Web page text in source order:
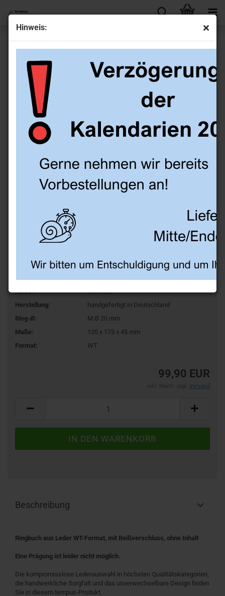
Hinweis:
Ringbuch aus Leder WT-Format, schwarz, RV
Farbe:
schwarz
Herstellung:
handgefertigt in Deutschland
Ring-Ø:
M Ø 20 mm
Maße:
120 x 173 x 45 mm
Format:
WT
99,90 EUR
Versand
Beschreibung
Ringbuch aus Leder WT-Format, mit Reißverschluss, ohne Inhalt
Eine Prägung ist leider nicht möglich.
Die kompromisslose Lederauswahl in höchsten Qualitätskategorien,
die handwerkliche Sorgfalt und das unverwechselbare Design finden
Sie in diesem tempus-Produkt.